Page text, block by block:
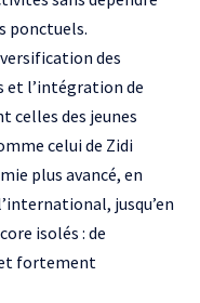
ponctuels.
des
et l’intégration de
celles des jeunes
celui de Zidi
plus avancé, en
jusqu’en
isolés : de
et fortement